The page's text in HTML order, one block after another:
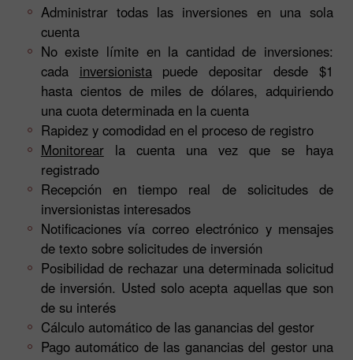
Administrar todas las inversiones en una sola
cuenta
No existe límite en la cantidad de inversiones:
cada inversionistapuede depositar desde $1
hasta cientos de miles de dólares, adquiriendo
una cuota determinada en la cuenta
Rapidez y comodidad en el proceso de registro
Monitorearla cuenta una vez que se haya
registrado
Recepción en tiempo real de solicitudes de
inversionistas interesados
Notificaciones vía correo electrónico y mensajes
de texto sobre solicitudes de inversión
Posibilidad de rechazar una determinada solicitud
de inversión. Usted solo acepta aquellas que son
de su interés
Cálculo automático de las ganancias del gestor
Pago automático de las ganancias del gestor una